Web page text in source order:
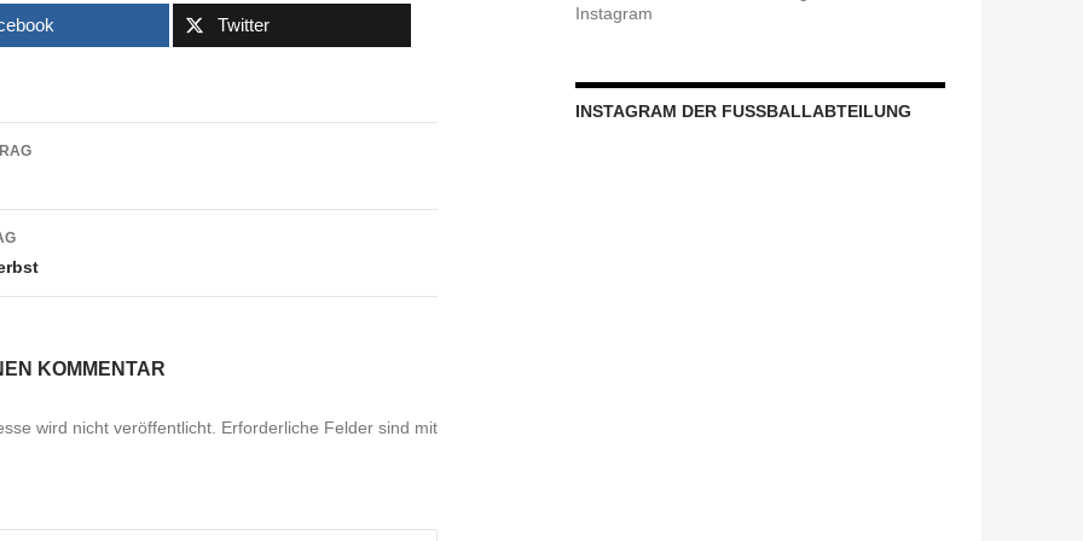
Twitter
KOMMENTAR
wird nicht veröffentlicht. Erforderliche Felder sind mit
Instagram
INSTAGRAM DER FUSSBALLABTEILUNG